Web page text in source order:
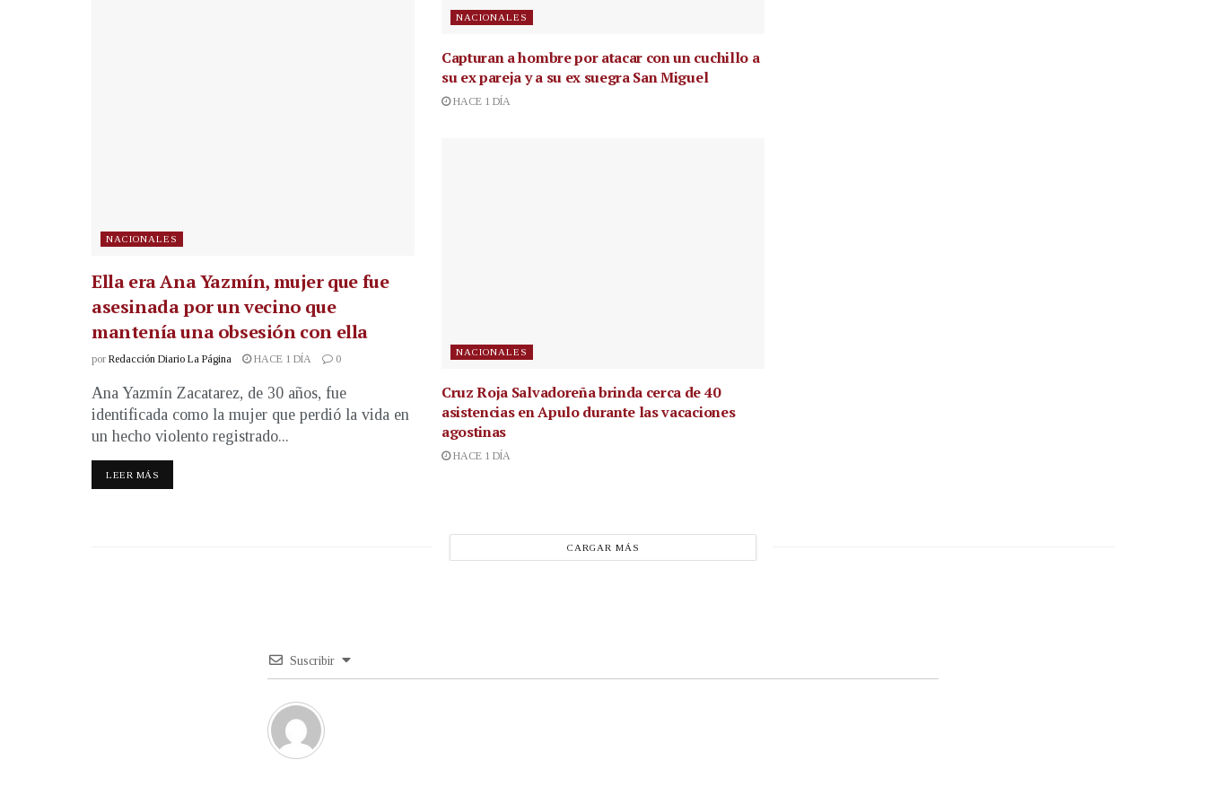
NACIONALES
Ella era Ana Yazmín, mujer que fue
asesinada por un vecino que
mantenía una obsesión con ella
por Redacción Diario La Página HACE 1 DÍA 0
Ana Yazmín Zacatarez, de 30 años, fue
identificada como la mujer que perdió la vida en
un hecho violento registrado...
LEER MÁS
NACIONALES
Capturan a hombre por atacar con un cuchillo a
su ex pareja y a su ex suegra San Miguel
HACE 1 DÍA
NACIONALES
Cruz Roja Salvadoreña brinda cerca de 40
asistencias en Apulo durante las vacaciones
agostinas
HACE 1 DÍA
CARGAR MÁS
Suscribir